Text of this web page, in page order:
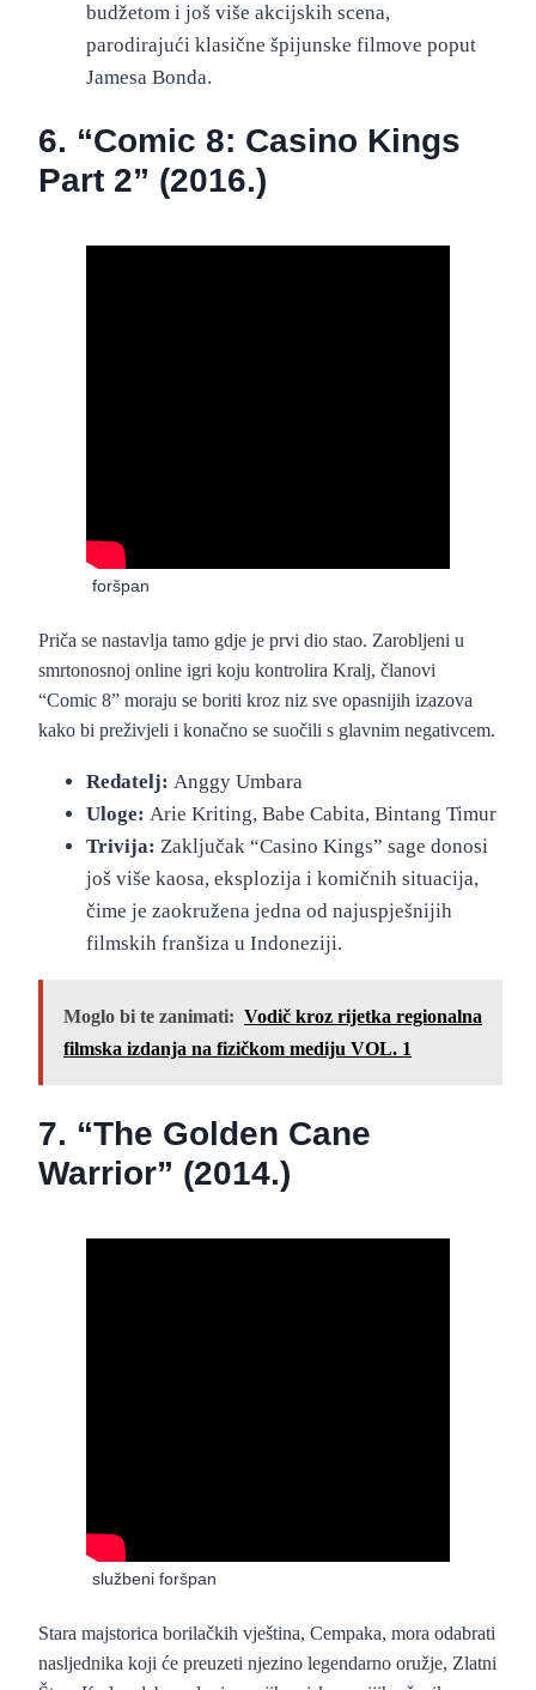
budžetom i još više akcijskih scena,
parodirajući klasične špijunske filmove poput
Jamesa Bonda.
6. “Comic 8: Casino Kings
Part 2” (2016.)
“Comic 8 Casino Kings Part 2” – službeni
foršpan
Priča se nastavlja tamo gdje je prvi dio stao. Zarobljeni u
smrtonosnoj online igri koju kontrolira Kralj, članovi
“Comic 8” moraju se boriti kroz niz sve opasnijih izazova
kako bi preživjeli i konačno se suočili s glavnim negativcem.
Redatelj: Anggy Umbara
Uloge: Arie Kriting, Babe Cabita, Bintang Timur
Trivija: Zaključak “Casino Kings” sage donosi
još više kaosa, eksplozija i komičnih situacija,
čime je zaokružena jedna od najuspješnijih
filmskih franšiza u Indoneziji.
Moglo bi te zanimati: Vodič kroz rijetka regionalna
filmska izdanja na fizičkom mediju VOL. 1
7. “The Golden Cane
Warrior” (2014.)
“The Golden Cane Warrior” (2014.)
službeni foršpan
Stara majstorica borilačkih vještina, Cempaka, mora odabrati
nasljednika koji će preuzeti njezino legendarno oružje, Zlatni